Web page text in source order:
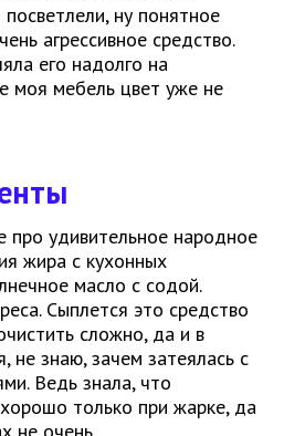
ну понятное
агрессивное средство.
его надолго на
моя мебель цвет уже не
про удивительное народное
жира с кухонных
масло с содой.
Сыплется это средство
сложно, да и в
не знаю, зачем затеялась с
Ведь знала, что
только при жарке, да